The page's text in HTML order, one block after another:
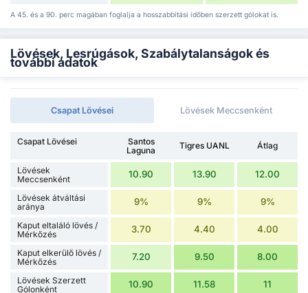
A 45. és a 90. perc magában foglalja a hosszabbítási időben szerzett gólokat is.
Lövések, Lesrúgások, Szabálytalanságok és
további adatok
Csapat Lövései Lövések Meccsenként
Csapat Lövései
Santos
Laguna
Tigres UANL Átlag
Lövések
Meccsenként
10.90 13.90 12.00
Lövések átváltási
aránya
9% 9% 9%
Kaput eltaláló lövés /
Mérkőzés
3.70 4.40 4.00
Kaput elkerülő lövés /
Mérkőzés
7.20 9.50 8.00
Lövések Szerzett
Gólonként
10.90 11.58 11